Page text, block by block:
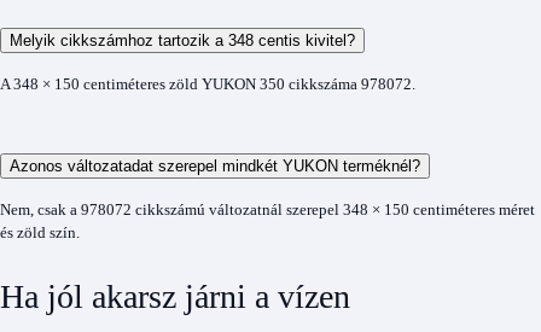
Melyik cikkszámhoz tartozik a 348 centis kivitel?
A 348 × 150 centiméteres zöld YUKON 350 cikkszáma 978072.
Azonos változatadat szerepel mindkét YUKON terméknél?
Nem, csak a 978072 cikkszámú változatnál szerepel 348 × 150 centiméteres méret
és zöld szín.
Ha jól akarsz járni a vízen